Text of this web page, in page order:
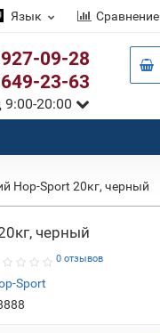
Язык Сравнение
09-28
23-63
20:00
Hop-Sport 20кг, черный
черный
0 отзывов
Sport